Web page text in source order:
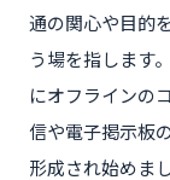
通の関心や目的
う場を指します
にオフラインの
信や電子掲示板
形成され始めま